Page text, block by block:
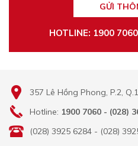
GỬI
HOTLINE: 1900
357 Lê Hồng Phong, P.2,
Hotline: 1900 7060 - (028)
(028) 3925 6284 - (028)